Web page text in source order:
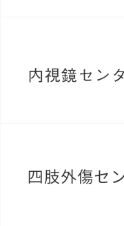
第9回 緩和ケア研修会
料のＱＲコードより必要
）
当院薬剤師の発表が薬事
今年度も患者満足度簡易